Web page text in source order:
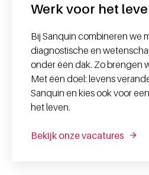
Werk voor het
Bij Sanquin combineren we
diagnostische en
onder één dak. Zo brengen
Met één doel: levens
Sanquin en kies ook voor
het leven.
Bekijk onze vacatures